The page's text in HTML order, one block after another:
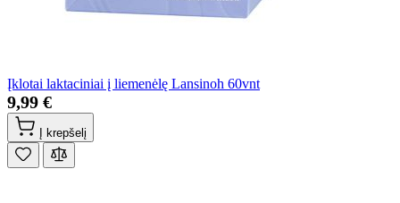
Įklotai laktaciniai į liemenėlę Lansinoh 60vnt
9,99 €
Į krepšelį